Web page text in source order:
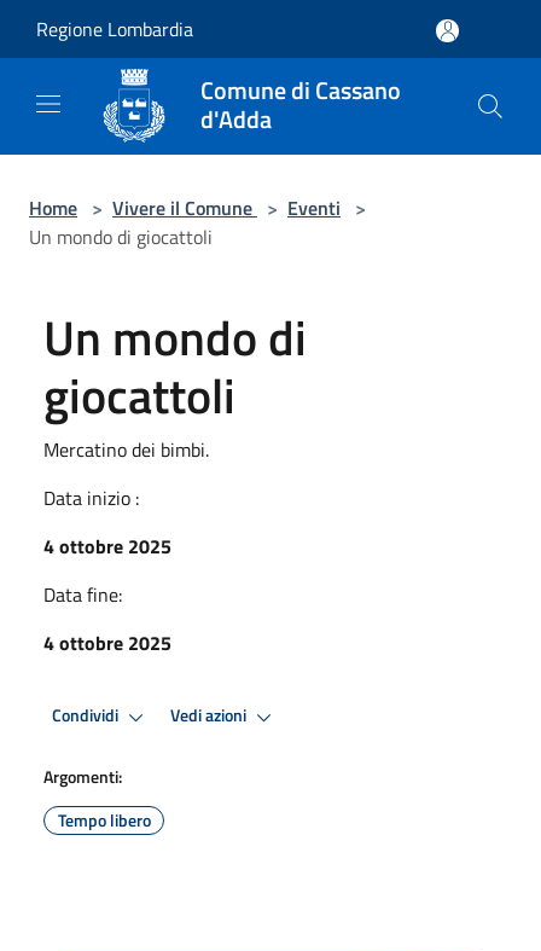
Regione Lombardia
Comune di Cassano
d'Adda
Home > Vivere il Comune > Eventi >
Un mondo di giocattoli
Un mondo di
giocattoli
Mercatino dei bimbi.
Data inizio :
4 ottobre 2025
Data fine:
4 ottobre 2025
Condividi Vedi azioni
Argomenti:
Tempo libero